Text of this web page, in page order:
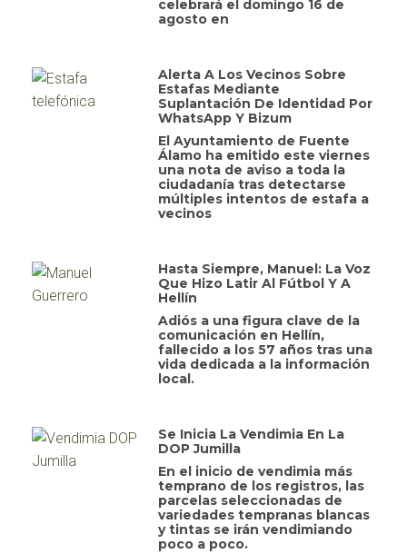
celebrará el domingo 16 de
agosto en
Alerta A Los Vecinos Sobre
Estafas Mediante
Suplantación De Identidad Por
WhatsApp Y Bizum
El Ayuntamiento de Fuente
Álamo ha emitido este viernes
una nota de aviso a toda la
ciudadanía tras detectarse
múltiples intentos de estafa a
vecinos
Hasta Siempre, Manuel: La Voz
Que Hizo Latir Al Fútbol Y A
Hellín
Adiós a una figura clave de la
comunicación en Hellín,
fallecido a los 57 años tras una
vida dedicada a la información
local.
Se Inicia La Vendimia En La
DOP Jumilla
En el inicio de vendimia más
temprano de los registros, las
parcelas seleccionadas de
variedades tempranas blancas
y tintas se irán vendimiando
poco a poco.